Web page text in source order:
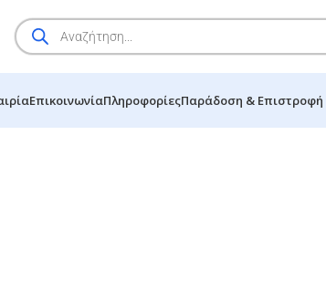
ΕπικοινωνίαΠληροφορίεςΠαράδοση & Επιστροφή